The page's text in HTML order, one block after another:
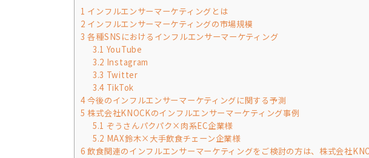
1 インフルエンサーマーケティングとは
2 インフルエンサーマーケティングの市場規模
3 各種SNSにおけるインフルエンサーマーケティング
3.1 YouTube
3.2 Instagram
3.3 Twitter
3.4 TikTok
4今後のインフルエンサーマーケティングに関する予測
5 株式会社KNOCKのインフルエンサーマーケティング事例
5.1 ぞうさんパクパク×肉系EC企業様
5.2 MAX鈴木×大手飲食チェーン企業様
6 飲食関連のインフルエンサーマーケティングをご検討の方は、株式会社